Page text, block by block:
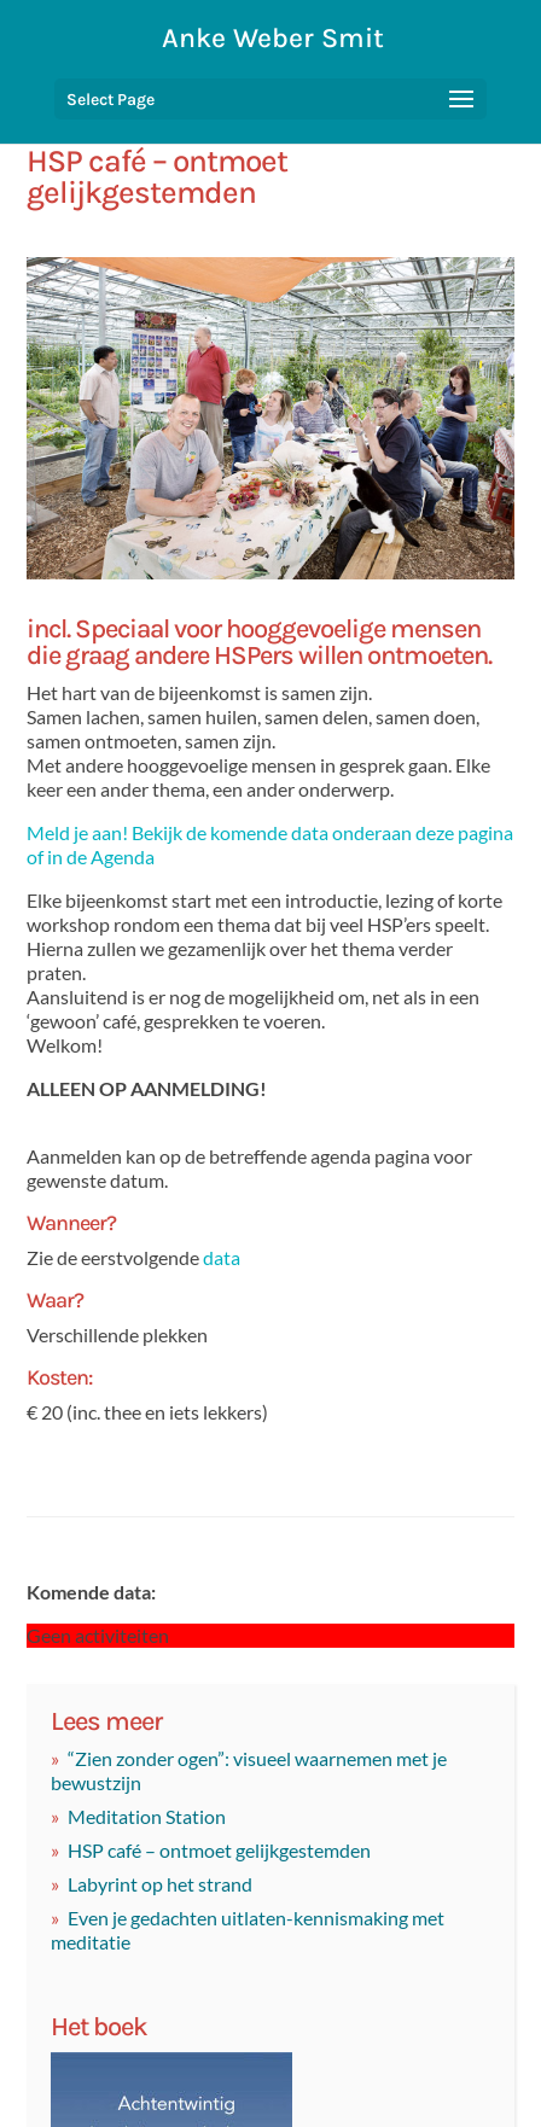
Anke Weber Smit
Select Page
HSP café – ontmoet
gelijkgestemden
incl. Speciaal voor hooggevoelige mensen
die graag andere HSPers willen ontmoeten.
Het hart van de bijeenkomst is samen zijn.
Samen lachen, samen huilen, samen delen, samen doen,
samen ontmoeten, samen zijn.
Met andere hooggevoelige mensen in gesprek gaan. Elke
keer een ander thema, een ander onderwerp.
Meld je aan! Bekijk de komende data onderaan deze pagina
of in de Agenda
Elke bijeenkomst start met een introductie, lezing of korte
workshop rondom een thema dat bij veel HSP’ers speelt.
Hierna zullen we gezamenlijk over het thema verder
praten.
Aansluitend is er nog de mogelijkheid om, net als in een
‘gewoon’ café, gesprekken te voeren.
Welkom!
ALLEEN OP AANMELDING!
Aanmelden kan op de betreffende agenda pagina voor
gewenste datum.
Wanneer?
Zie de eerstvolgendedata
Waar?
Verschillende plekken
Kosten:
€ 20 (inc. thee en iets lekkers)
Komende data:
Geen activiteiten
Lees meer
“Zien zonder ogen”: visueel waarnemen met je
bewustzijn
Meditation Station
HSP café – ontmoet gelijkgestemden
Labyrint op het strand
Even je gedachten uitlaten-kennismaking met
meditatie
Het boek